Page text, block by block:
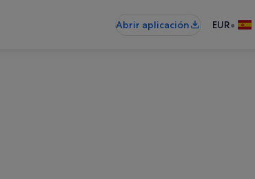
Abrir aplicación EUR•